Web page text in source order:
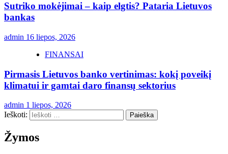
Sutriko mokėjimai – kaip elgtis? Pataria Lietuvos
bankas
admin 16 liepos, 2026
FINANSAI
Pirmasis Lietuvos banko vertinimas: kokį poveikį
klimatui ir gamtai daro finansų sektorius
admin 1 liepos, 2026
Ieškoti:
Žymos